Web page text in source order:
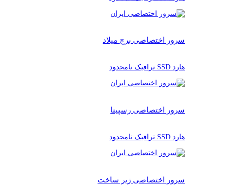
سرور اختصاصی برچ میلاد
هارد SSD ترافیک نامحدود
سرور اختصاصی رسپینا
هارد SSD ترافیک نامحدود
سرور اختصاصی زیر ساخت